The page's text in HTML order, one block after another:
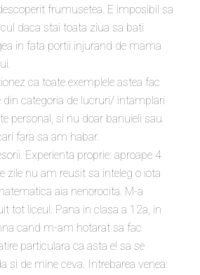
frumusetea. E imposibil sa
daca stai toata ziua sa bati
in fata portii injurand de mama
ca toate exemplele astea fac
din categoria de lucruri/ intamplari
personal, si nu doar banuieli sau
fara sa am habar.
Experienta proprie: aproape 4
zile nu am reusit sa inteleg o iota
aia nenorocita. M-a
tot liceul. Pana in clasa a 12a, in
cand m-am hotarat sa fac
particulara ca asta e! sa se
si de mine ceva. Intrebarea venea: